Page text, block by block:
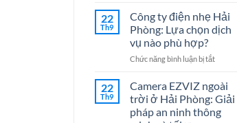
Năm
2026
Vụ
Hệ
Thống
Nhẹ
Tín
Cho
Doanh
Nghiệp
lý
Camera
tại
Phòng
Giải
Pháp
An
Ninh
22
Th9
Công ty điện nhẹ Hải
Phòng: Lựa chọn dịch
vụ nào phù hợp?
Chức năng bình luận bị tắtở
điện
nhẹ
Hải
22
Th9
Camera EZVIZ ngoài
trời ở Hải Phòng: Giải
pháp an ninh thông